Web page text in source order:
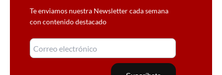
Te enviamos nuestra Newsletter cada semana
con contenido destacado